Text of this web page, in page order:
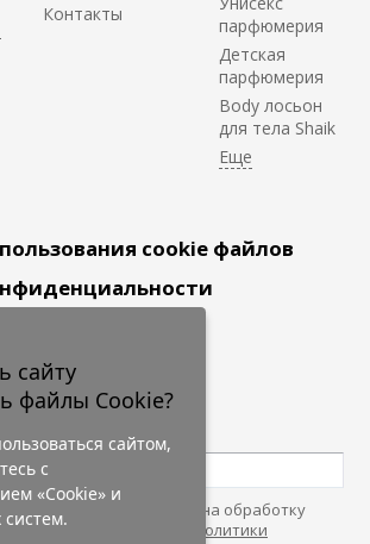
Контакты
парфюмерия
Детская
парфюмерия
Body лосьон
для тела Shaik
cookie файлов
кнопку, я даю согласие на обработку
данных. С условиями
"Политики
сайту
файлы Cookie?
сайтом,
с
«Cookie» и